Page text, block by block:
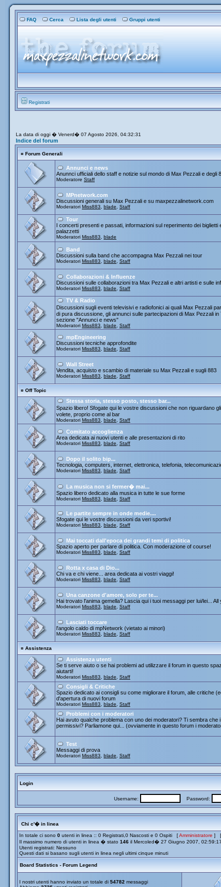
FAQ Cerca Lista degli utenti Gruppi utenti
Registrati
La data di oggi � Venerd� 07 Agosto 2026, 04:32:31
Indice del forum
¤ Forum Generali
Annunci e news
Anunnci ufficiali dello staff e notizie sul mondo di Max Pezzali e degli
Moderatore Staff
MPnetwork.com
Discussioni generali su Max Pezzali e su maxpezzalinetwork.com
Moderatori Miss883 blade Staff
Tour
I concerti presenti e passati, informazioni sul reperimento dei
palazzetti
Moderatori Miss883 blade
Band
Discussioni sulla band che accompagna Max Pezzali nei tour
Moderatori Miss883 blade Staff
Collaborazioni & Influenze
Discussioni sulle collaborazioni tra Max Pezzali e altri artisti e sulle
Moderatori Miss883 blade Staff
TV & Radio
Discussioni sugli eventi televisivi e radiofonici ai quali Max Pezzali
di pura discussione, gli annunci sulle partecipazioni di Max Pezzali
sezione "Annunci e news"
Moderatori Miss883 blade Staff
mpEngineering
Discussioni tecniche approfondite
Moderatori Miss883 blade Staff
Wall Street
Vendita, acquisto e scambio di materiale su Max Pezzali e sugli 883
Moderatori Miss883 blade Staff
¤ Off Topic
Stessa storia, stesso posto, stesso bar...
Spazio libero! Sfogate qui le vostre discussioni che non riguardano
volete, proprio come al bar
Moderatori Miss883 blade Staff
Comitato accoglienza
Area dedicata ai nuovi utenti e alle presentazioni di rito
Moderatori Miss883 blade Staff
Dopo il solito bip...
Tecnologia, computers, internet, elettronica, telefonia,
Moderatori Miss883 blade Staff
La musica non si fermer� mai...
Spazio libero dedicato alla musica in tutte le sue forme
Moderatori Miss883 blade Staff
Le partite sempre in onde medie....
Sfogate qui le vostre discussioni da veri sportivi!
Moderatori Miss883 blade Staff
Mai toccati dall'epoca dei grandi temi di politica
Spazio aperto per parlare di politica. Con moderazione of course!
Moderatori Miss883 blade Staff
Rotta x casa di Dio...
Chi va e chi viene... area dedicata ai vostri viaggi!
Moderatori Miss883 blade Staff
Una canzone d'amore, solo per te...
Hai trovato l'anima gemella? Lascia qui i tuoi messaggi per lui/lei...
Moderatori Miss883 blade Staff
Lasciati toccare
l'angolo caldo di mpNetwork (vietato ai minori)
Moderatori Miss883 blade Staff
¤ Assistenza
Assistenza utenti
Se ti serve aiuto o se hai problemi ad utilizzare il forum in questo
aiutarti!
Moderatori Miss883 blade Staff
Consigli & Critiche
Spazio dedicato ai consigli su come migliorare il forum, alle critiche
d'apertura di nuovi forum
Moderatori Miss883 blade Staff
Problemi con i moderatori
Hai avuto qualche problema con uno dei moderatori? Ti sembra
permissivi? Parliamone qui... (ovviamente in questo forum i
Test
Messaggi di prova
Moderatori Miss883 blade Staff
Login
Username: Password:
Chi c'� in linea
In totale ci sono 0 utenti in linea :: 0 Registrati,0 Nascosti e 0 Ospiti [Amministratore ]
Il massimo numero di utenti in linea � stato 146 il Mercoled� 27 Giugno 2007,
Utenti registrati: Nessuno
Questi dati si basano sugli utenti in linea negli ultimi cinque minuti
Board Statistics - Forum Legend
I nostri utenti hanno inviato un totale di 54782 messaggi